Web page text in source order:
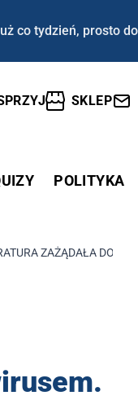
co tydzień, prosto
SKLEP
POLITYKA
ZAŻĄDAŁA